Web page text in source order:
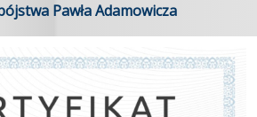
Pawła Adamowicza